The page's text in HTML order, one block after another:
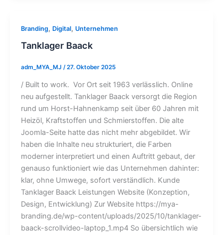
Branding, Digital, Unternehmen
Tanklager Baack
adm_MYA_MJ /27. Oktober 2025
/ Built to work. Vor Ort seit 1963 verlässlich. Online
neu aufgestellt. Tanklager Baack versorgt die Region
rund um Horst-Hahnenkamp seit über 60 Jahren mit
Heizöl, Kraftstoffen und Schmierstoffen. Die alte
Joomla-Seite hatte das nicht mehr abgebildet. Wir
haben die Inhalte neu strukturiert, die Farben
moderner interpretiert und einen Auftritt gebaut, der
genauso funktioniert wie das Unternehmen dahinter:
klar, ohne Umwege, sofort verständlich. Kunde
Tanklager Baack Leistungen Website (Konzeption,
Design, Entwicklung) Zur Website https://mya-
branding.de/wp-content/uploads/2025/10/tanklager-
baack-scrollvideo-laptop_1.mp4 So übersichtlich wie